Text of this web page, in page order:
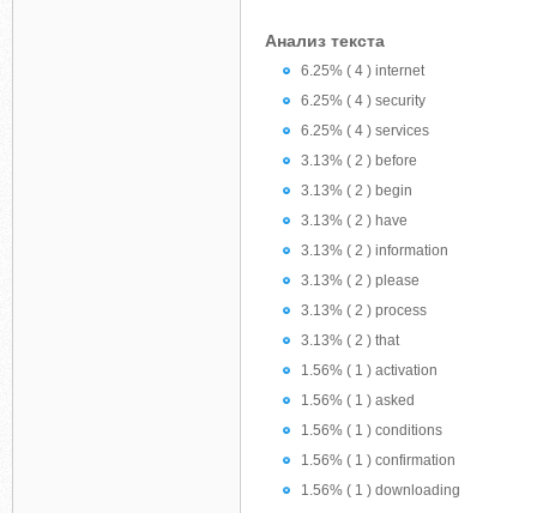
Анализ текста
6.25% ( 4 ) internet
6.25% ( 4 ) security
6.25% ( 4 ) services
3.13% ( 2 ) before
3.13% ( 2 ) begin
3.13% ( 2 ) have
3.13% ( 2 ) information
3.13% ( 2 ) please
3.13% ( 2 ) process
3.13% ( 2 ) that
1.56% ( 1 ) activation
1.56% ( 1 ) asked
1.56% ( 1 ) conditions
1.56% ( 1 ) confirmation
1.56% ( 1 ) downloading